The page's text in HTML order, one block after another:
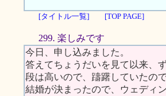
[タイトル一覧] [TOP PAGE]
299. 楽しみです
今日、申し込みました。
答えてちょうだいを見て以来、
段は高いので、躊躇していたので
結婚が決まったので、ウェディ